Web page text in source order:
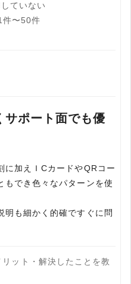
ていない
件〜50件
サポート面でも優
に加えＩCカードやQRコー
もでき色々なパターンを使
明も細かく的確ですぐに問
ット・解決したことを教